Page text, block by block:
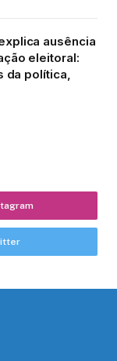
ausência
eleitoral:
da política,